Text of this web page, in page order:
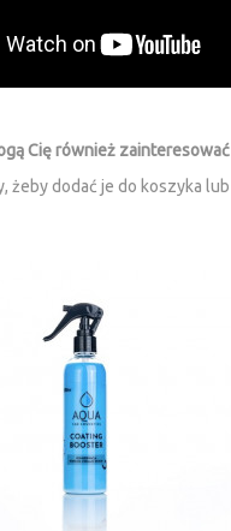
Cię również zainteresować
żeby dodać je do koszyka lub